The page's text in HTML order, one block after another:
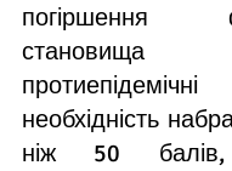
погіршення
становища
необхідність
ніж 50 балів,